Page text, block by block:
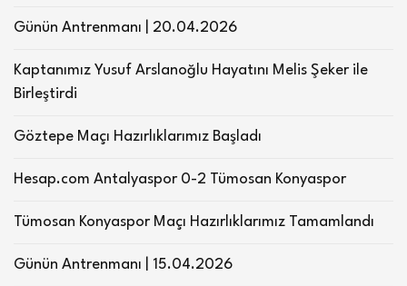
Günün Antrenmanı | 20.04.2026
Kaptanımız Yusuf Arslanoğlu Hayatını Melis Şeker ile
Birleştirdi
Göztepe Maçı Hazırlıklarımız Başladı
Hesap.com Antalyaspor 0-2 Tümosan Konyaspor
Tümosan Konyaspor Maçı Hazırlıklarımız Tamamlandı
Günün Antrenmanı | 15.04.2026